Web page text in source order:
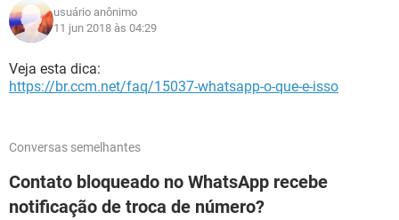
usuário anônimo
11 jun 2018 às 04:29
Veja esta dica:
https://br.ccm.net/faq/15037-whatsapp-o-que-e-isso
Conversas semelhantes
Contato bloqueado no WhatsApp recebe
notificação de troca de número?